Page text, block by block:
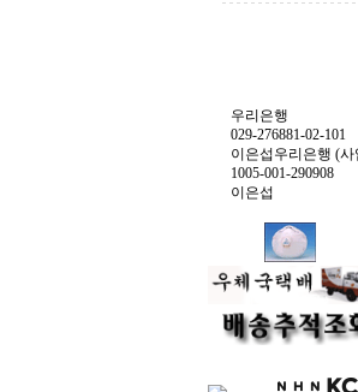
우리은행
029-276881-02-101
이은섭우리은행 (
1005-001-290908
이은섭